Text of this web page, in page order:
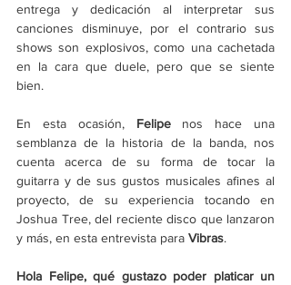
entrega y dedicación al interpretar sus
canciones disminuye, por el contrario sus
shows son explosivos, como una cachetada
en la cara que duele, pero que se siente
bien.
En esta ocasión, Felipe nos hace una
semblanza de la historia de la banda, nos
cuenta acerca de su forma de tocar la
guitarra y de sus gustos musicales afines al
proyecto, de su experiencia tocando en
Joshua Tree, del reciente disco que lanzaron
y más, en esta entrevista para Vibras.
Hola Felipe, qué gustazo poder platicar un